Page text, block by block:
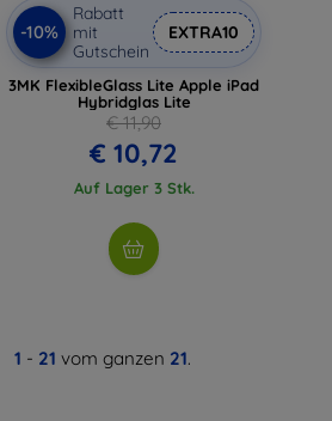
-10%
Rabatt
mit
Gutschein
EXTRA10
3MK FlexibleGlass Lite Apple iPad
Hybridglas Lite
€ 11,90
€ 10,72
Auf Lager 3 Stk.
1 - 21 vom ganzen 21.